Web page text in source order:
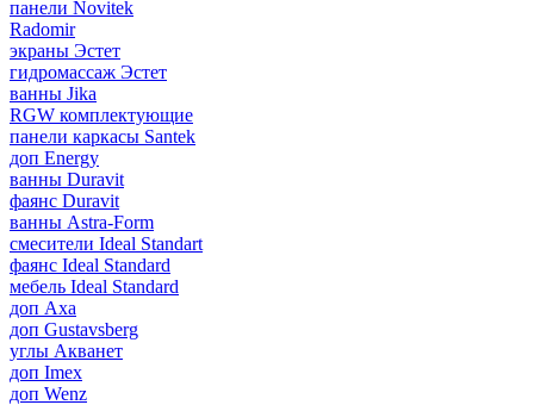
панели Novitek
Radomir
экраны Эстет
гидромассаж Эстет
ванны Jika
RGW комплектующие
панели каркасы Santek
доп Energy
ванны Duravit
фаянс Duravit
ванны Astra-Form
смесители Ideal Standart
фаянс Ideal Standard
мебель Ideal Standard
доп Axa
доп Gustavsberg
углы Акванет
доп Imex
доп Wenz